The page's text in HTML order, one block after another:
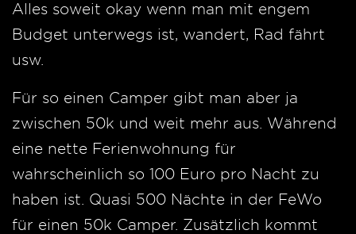
Alles soweit okay wenn man mit engem
Budget unterwegs ist, wandert, Rad fährt
usw.
Für so einen Camper gibt man aber ja
zwischen 50k und weit mehr aus. Während
eine nette Ferienwohnung für
wahrscheinlich so 100 Euro pro Nacht zu
haben ist. Quasi 500 Nächte in der FeWo
für einen 50k Camper. Zusätzlich kommt